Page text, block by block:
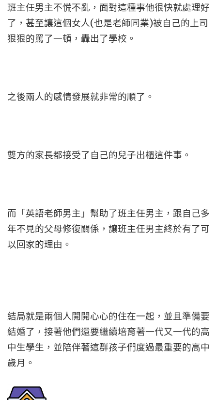
班主任男主不慌不亂，面對這種事他很快就處理好
了，甚至讓這個女人(也是老師同業)被自己的上司
狠狠的罵了一頓，轟出了學校。
之後兩人的感情發展就非常的順了。
雙方的家長都接受了自己的兒子出櫃這件事。
而「英語老師男主」幫助了班主任男主，跟自己多
年不見的父母修復關係，讓班主任男主終於有了可
以回家的理由。
結局就是兩個人開開心心的住在一起，並且準備要
結婚了，接著他們還要繼續培育著一代又一代的高
中生學生，並陪伴著這群孩子們度過最重要的高中
歲月。